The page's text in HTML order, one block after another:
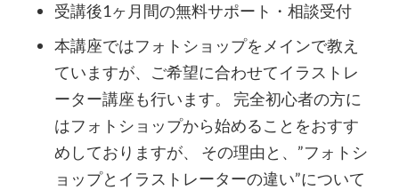
受講後1ヶ月間の無料サポート・相談受付
本講座ではフォトショップをメインで教え
ていますが、ご希望に合わせてイラストレ
ーター講座も行います。 完全初心者の方に
はフォトショップから始めることをおすす
めしておりますが、 その理由と、”フォトシ
ョップとイラストレーターの違い”について